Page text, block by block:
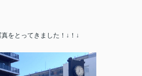
をとってきました！↓！↓